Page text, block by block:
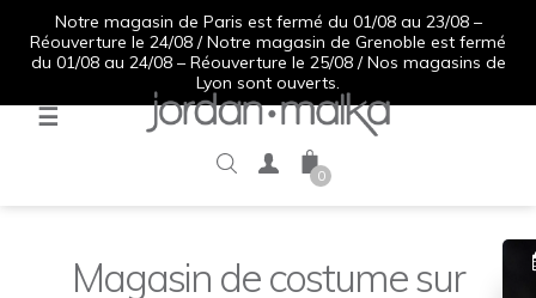
Notre magasin de Paris est fermé du 01/08 au 23/08 –
Réouverture le 24/08 / Notre magasin de Grenoble est fermé
du 01/08 au 24/08 – Réouverture le 25/08 / Nos magasins de
Lyon sont ouverts.
Basculer
☰
0
Magasin de costume sur